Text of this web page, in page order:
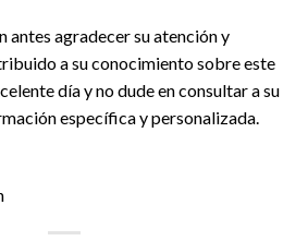
antes agradecer su atención y
a su conocimiento sobre este
día y no dude en consultar a su
específica y personalizada.